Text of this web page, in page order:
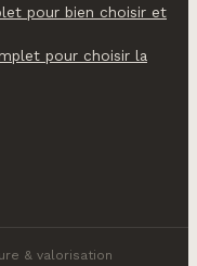
pour bien choisir et
pour choisir la
& valorisation